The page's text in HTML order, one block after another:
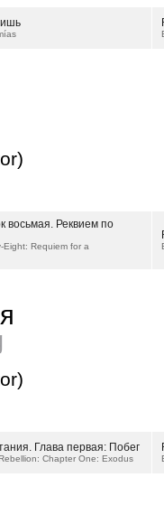
восьмая. Реквием по
Eight: Requiem for a
Глава первая: Побег
Chapter One: Exodus